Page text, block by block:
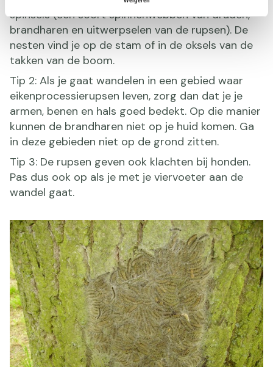
spinsels (een soort spinnenwebben van draden,
brandharen en uitwerpselen van de rupsen). De
nesten vind je op de stam of in de oksels van de
takken van de boom.
Tip 2: Als je gaat wandelen in een gebied waar
eikenprocessierupsen leven, zorg dan dat je je
armen, benen en hals goed bedekt. Op die manier
kunnen de brandharen niet op je huid komen. Ga
in deze gebieden niet op de grond zitten.
Tip 3: De rupsen geven ook klachten bij honden.
Pas dus ook op als je met je viervoeter aan de
wandel gaat.